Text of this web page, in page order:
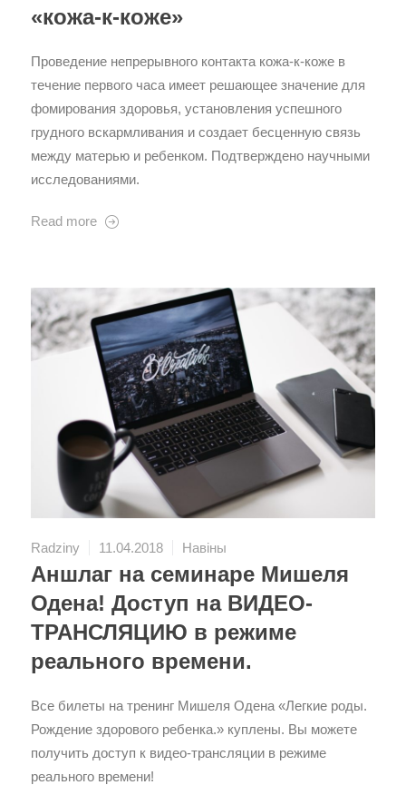
«кожа-к-коже»
Проведение непрерывного контакта кожа-к-коже в
течение первого часа имеет решающее значение для
фомирования здоровья, установления успешного
грудного вскармливания и создает бесценную связь
между матерью и ребенком. Подтверждено научными
исследованиями.
Read more
Radziny 11.04.2018 Навіны
Аншлаг на семинаре Мишеля
Одена! Доступ на ВИДЕО-
ТРАНСЛЯЦИЮ в режиме
реального времени.
Все билеты на тренинг Мишеля Одена «Легкие роды.
Рождение здорового ребенка.» куплены. Вы можете
получить доступ к видео-трансляции в режиме
реального времени!